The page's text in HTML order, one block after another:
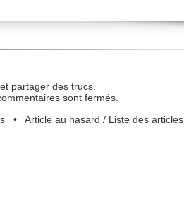
partager des trucs.
sont fermés.
• Article au hasard / Liste des articles